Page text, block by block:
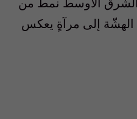
الهشّة إلى مرآةٍ يعكس